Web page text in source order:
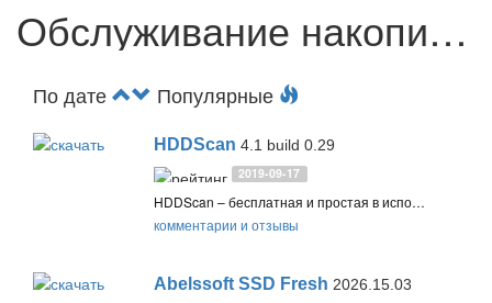
Обслуживание накопителей
По дате Популярные
HDDScan 4.1 build 0.29
2019-09-17
HDDScan – бесплатная и простая в использовании портативная программа для проверки состояния и выявления неисправностей HDD и SSD дисков, USB-флешек, карт памяти и других устройств хранения данных
комментарии и отзывы
Abelssoft SSD Fresh 2026.15.03